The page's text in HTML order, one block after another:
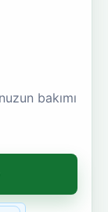
bakımı